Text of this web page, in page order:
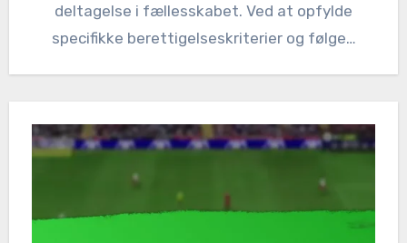
deltagelse i fællesskabet. Ved at opfylde
specifikke berettigelseskriterier og følge…